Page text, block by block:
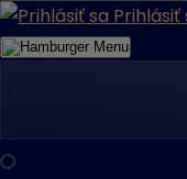
Prihlásiť
Menu